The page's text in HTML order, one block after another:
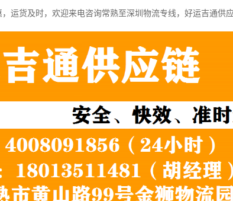
运货及时，欢迎来电咨询常熟至深圳物流专线，好运吉通供